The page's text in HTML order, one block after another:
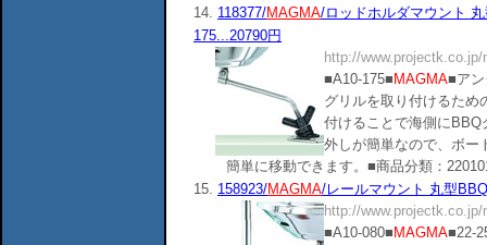
14. 118377/MAGMA/ロッドホルダマウント
175...20790円
http://
■A10-175■ MAGMA■ア
グリルを取り付けるため
付けることで海側に
外しが簡単なので、ボー
簡単に移動できます。■商品分類：
15. 158923/MAGMA/レールマウント 丸型
http://
■A10-080■ MAGMA■22-